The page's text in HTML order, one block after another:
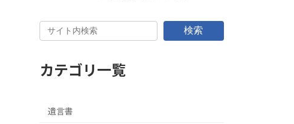
検索
カテゴリ一覧
遺言書